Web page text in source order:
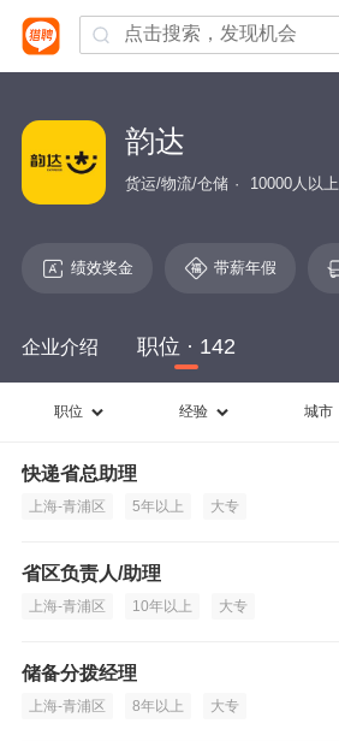
韵达
货运/物流/仓储 10000人以上
绩效奖金 带薪年假
企业介绍 职位 · 142
职位 经验 城市
快递省总助理
上海-青浦区 5年以上 大专
省区负责人/助理
上海-青浦区 10年以上 大专
储备分拨经理
上海-青浦区 8年以上 大专